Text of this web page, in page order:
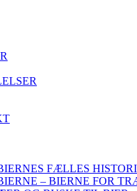
FÆLLES
– BIERNE FOR